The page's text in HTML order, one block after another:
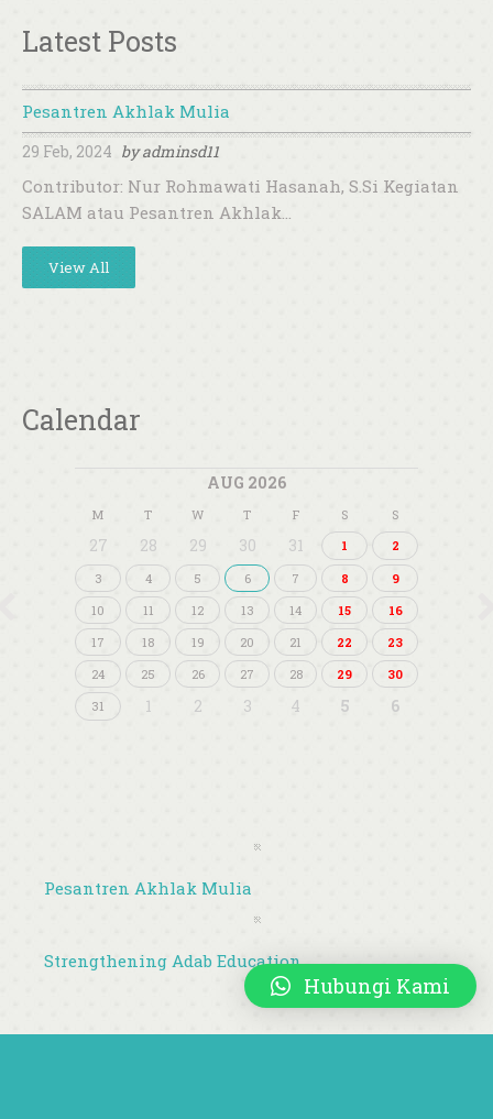
Latest Posts
Pesantren Akhlak Mulia
29 Feb, 2024 byadminsd11
Contributor: Nur Rohmawati Hasanah, S.Si Kegiatan
SALAM atau Pesantren Akhlak…
View All
Calendar
AUG 2026
M T W T F S S
27 28 29 30 31 1
2
3
4 5 6 7 8
9
10
11 12 13 14 15
16
17
18 19 20 21 22
23
24
25 26 27 28 29
30
31
1 2 3 4 5 6
Pesantren Akhlak Mulia
Strengthening Adab Education
Hubungi Kami